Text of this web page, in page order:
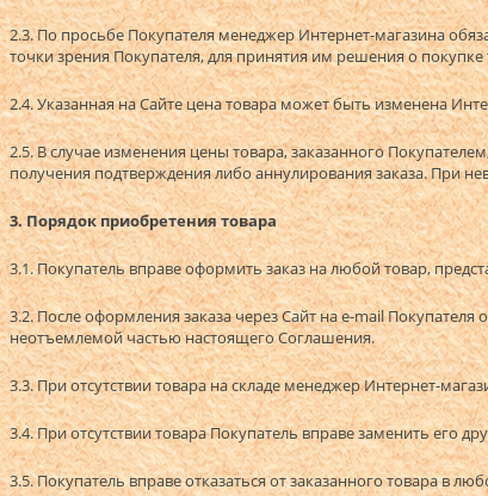
2.3. По просьбе Покупателя менеджер Интернет-магазина
точки зрения Покупателя, для принятия им решения о покупке
2.4. Указанная на Сайте цена товара может быть изменена
2.5. В случае изменения цены товара, заказанного
получения подтверждения либо аннулирования заказа. При
3. Порядок приобретения товара
3.1. Покупатель вправе оформить заказ на любой товар,
3.2. После оформления заказа через Сайт на e-mail
неотъемлемой частью настоящего Соглашения.
3.3. При отсутствии товара на складе менеджер Интернет-
3.4. При отсутствии товара Покупатель вправе заменить его
3.5. Покупатель вправе отказаться от заказанного товара в